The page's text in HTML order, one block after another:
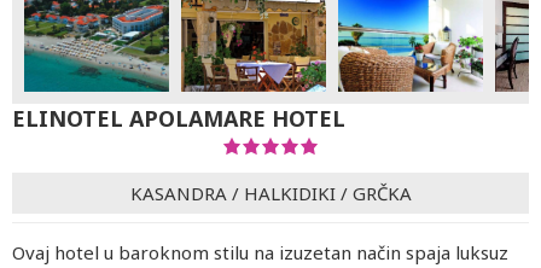
ELINOTEL APOLAMARE HOTEL
KASANDRA / HALKIDIKI/ GRČKA
Ovaj hotel u baroknom stilu na izuzetan način spaja luksuz